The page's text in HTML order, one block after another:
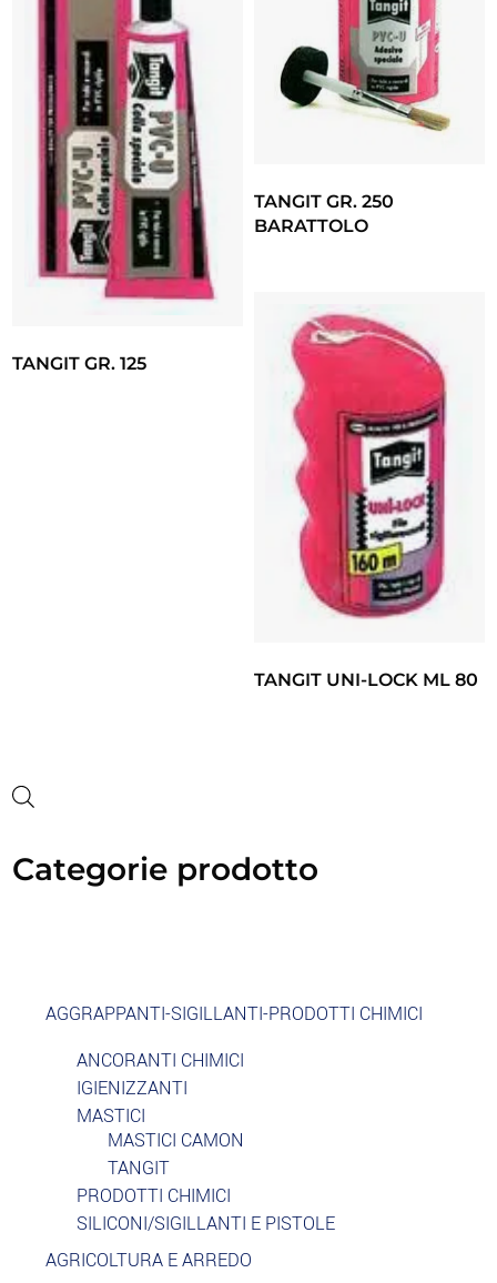
TANGIT GR. 125
TANGIT GR. 250
BARATTOLO
TANGIT UNI-LOCK ML 80
Categorie prodotto
AGGRAPPANTI-SIGILLANTI-PRODOTTI CHIMICI
ANCORANTI CHIMICI
IGIENIZZANTI
MASTICI
MASTICI CAMON
TANGIT
PRODOTTI CHIMICI
SILICONI/SIGILLANTI E PISTOLE
AGRICOLTURA E ARREDO